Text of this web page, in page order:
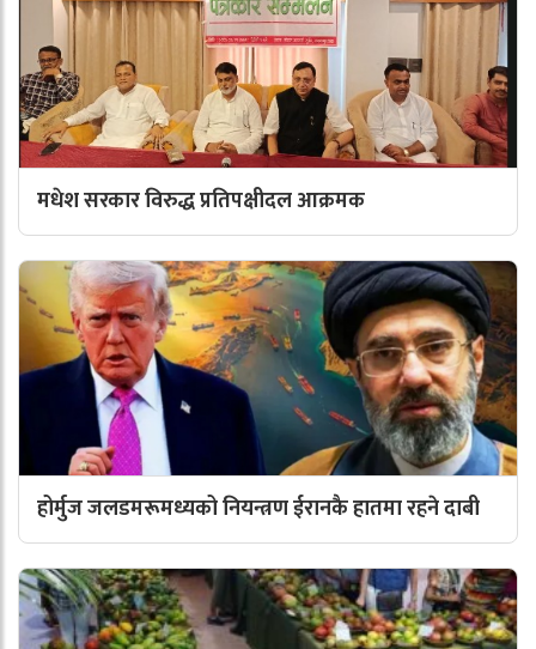
मधेश सरकार विरुद्ध प्रतिपक्षीदल आक्रमक
होर्मुज जलडमरूमध्यको नियन्त्रण ईरानकै हातमा रहने दाबी